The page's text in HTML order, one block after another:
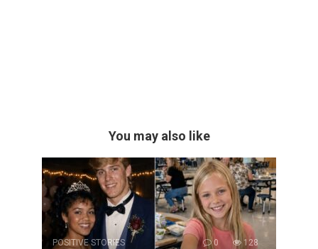
You may also like
POSITIVE STORIES 0 128